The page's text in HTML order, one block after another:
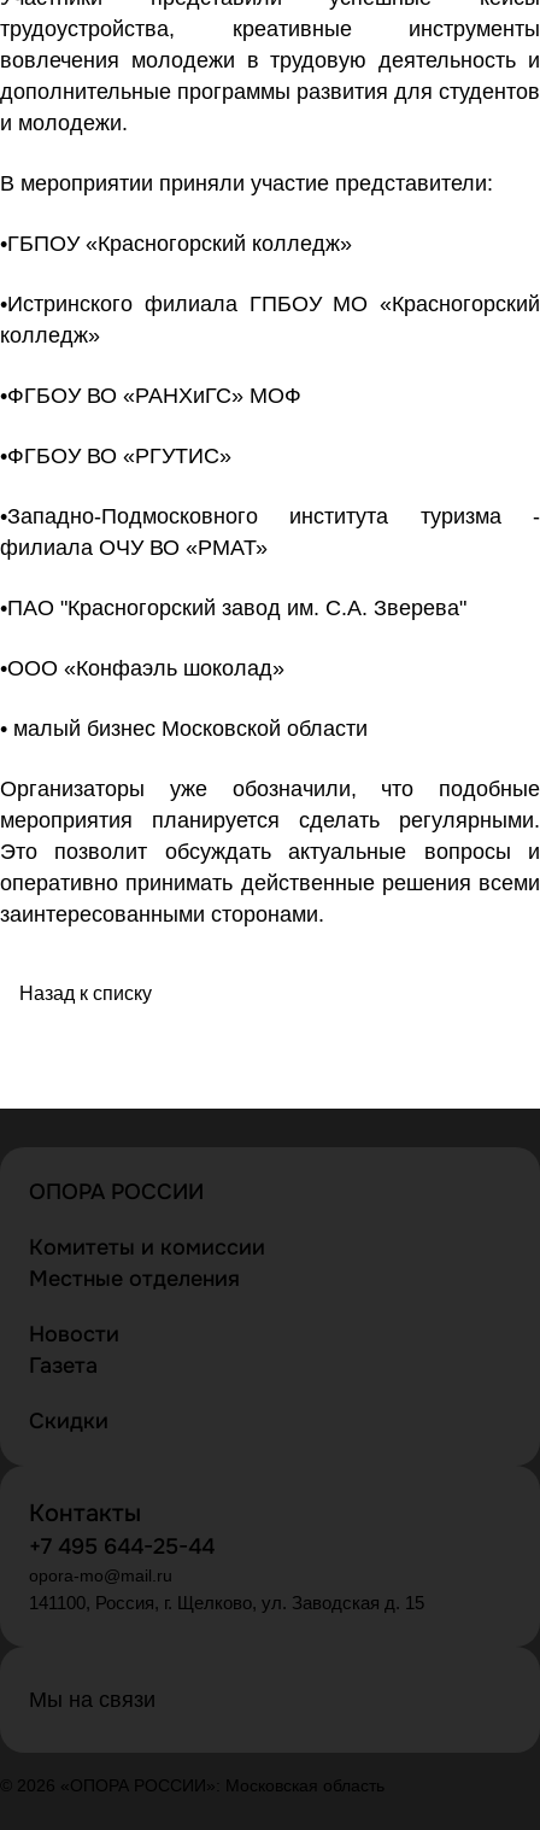
трудоустройства, креативные инструменты
вовлечения молодежи в трудовую деятельность и
дополнительные программы развития для студентов
и молодежи.
В мероприятии приняли участие представители:
•ГБПОУ «Красногорский колледж»
•Истринского филиала ГПБОУ МО «Красногорский
колледж»
•ФГБОУ ВО «РАНХиГС» МОФ
•ФГБОУ ВО «РГУТИС»
•Западно-Подмосковного института туризма -
филиала ОЧУ ВО «РМАТ»
•ПАО "Красногорский завод им. С.А. Зверева"
•ООО «Конфаэль шоколад»
• малый бизнес Московской области
Организаторы уже обозначили, что подобные
мероприятия планируется сделать регулярными.
Это позволит обсуждать актуальные вопросы и
оперативно принимать действенные решения всеми
заинтересованными сторонами.
Назад к списку
ОПОРА РОССИИ
Комитеты и комиссии
Местные отделения
Новости
Газета
Скидки
Контакты
+7 495 644-25-44
opora-mo@mail.ru
141100, Россия, г. Щелково, ул. Заводская д. 15
Мы на связи
© 2026 «ОПОРА РОССИИ»: Московская область